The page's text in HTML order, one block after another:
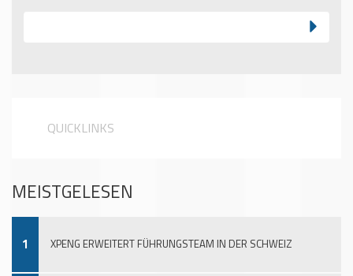
QUICKLINKS
MEISTGELESEN
1 XPENG ERWEITERT FÜHRUNGSTEAM IN DER SCHWEIZ